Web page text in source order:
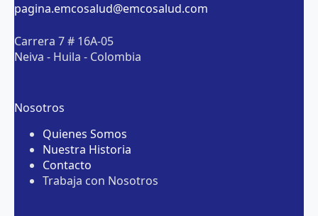
pagina.emcosalud@emcosalud.com
Carrera 7 # 16A-05
Neiva - Huila - Colombia
Nosotros
Quienes Somos
Nuestra Historia
Contacto
Trabaja con Nosotros